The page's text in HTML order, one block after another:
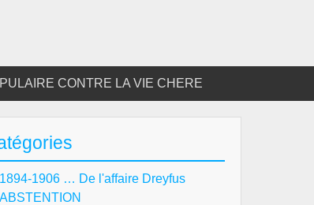
CONTRE LA VIE CHERE
1894-1906 … De l'affaire Dreyfus
ABSTENTION